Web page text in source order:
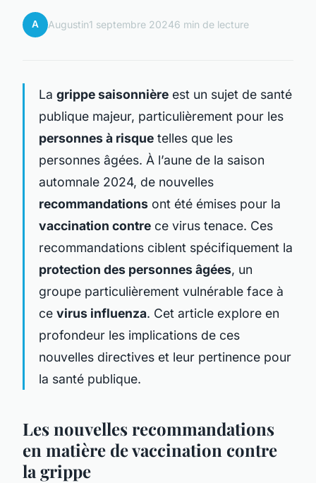
A Augustin1 septembre 20246 min de lecture
La grippe saisonnière est un sujet de santé
publique majeur, particulièrement pour les
personnes à risque telles que les
personnes âgées. À l’aune de la saison
automnale 2024, de nouvelles
recommandations ont été émises pour la
vaccination contre ce virus tenace. Ces
recommandations ciblent spécifiquement la
protection des personnes âgées, un
groupe particulièrement vulnérable face à
ce virus influenza. Cet article explore en
profondeur les implications de ces
nouvelles directives et leur pertinence pour
la santé publique.
Les nouvelles recommandations
en matière de vaccination contre
la grippe